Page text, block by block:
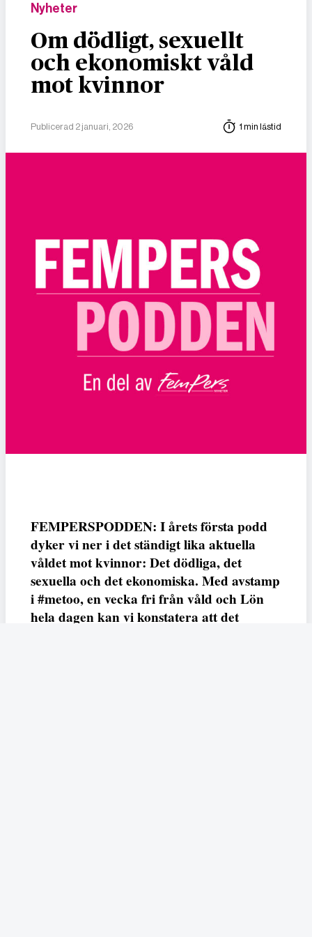
Nyheter
Om dödligt, sexuellt
och ekonomiskt våld
mot kvinnor
Publicerad 2 januari, 2026 1 min lästid
FEMPERSPODDEN: I årets första podd
dyker vi ner i det ständigt lika aktuella
våldet mot kvinnor: Det dödliga, det
sexuella och det ekonomiska. Med avstamp
i #metoo, en vecka fri från våld och Lön
hela dagen kan vi konstatera att det